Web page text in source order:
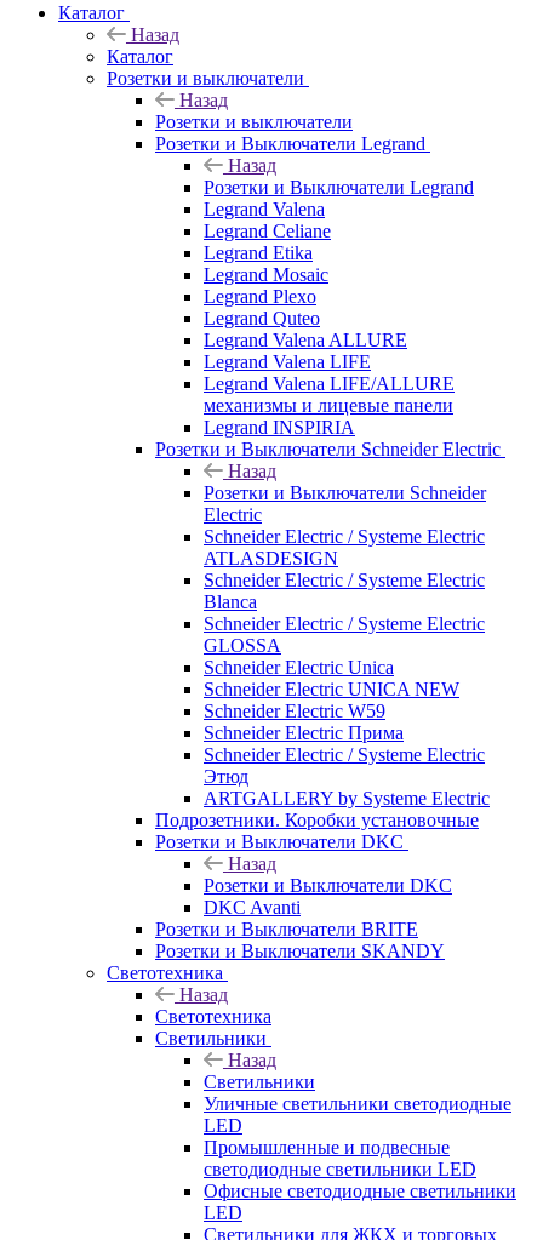
Каталог
Назад
Каталог
Розетки и выключатели
Назад
Розетки и выключатели
Розетки и Выключатели Legrand
Назад
Розетки и Выключатели Legrand
Legrand Valena
Legrand Celiane
Legrand Etika
Legrand Mosaic
Legrand Plexo
Legrand Quteo
Legrand Valena ALLURE
Legrand Valena LIFE
Legrand Valena LIFE/ALLURE
механизмы и лицевые панели
Legrand INSPIRIA
Розетки и Выключатели Schneider Electric
Назад
Розетки и Выключатели Schneider
Electric
Schneider Electric / Systeme Electric
ATLASDESIGN
Schneider Electric / Systeme Electric
Blanca
Schneider Electric / Systeme Electric
GLOSSA
Schneider Electric Unica
Schneider Electric UNICA NEW
Schneider Electric W59
Schneider Electric Прима
Schneider Electric / Systeme Electric
Этюд
ARTGALLERY by Systeme Electric
Подрозетники. Коробки установочные
Розетки и Выключатели DKC
Назад
Розетки и Выключатели DKC
DKC Avanti
Розетки и Выключатели BRITE
Розетки и Выключатели SKANDY
Светотехника
Назад
Светотехника
Светильники
Назад
Светильники
Уличные светильники светодиодные
LED
Промышленные и подвесные
светодиодные светильники LED
Офисные светодиодные светильники
LED
Светильники для ЖКХ и торговых